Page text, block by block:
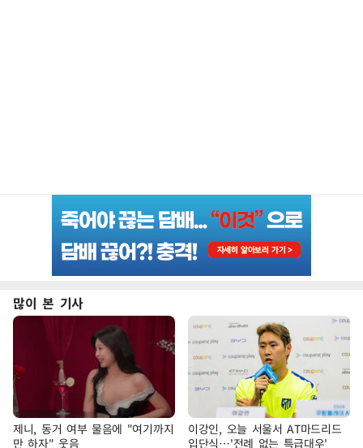
많이 본 기사
제니, 동거 여부 물음에 "여기까지
만 하자" 웃음
이강인, 오늘 서울서 AT마드리드
입단식…'전례 없는 특급대우'